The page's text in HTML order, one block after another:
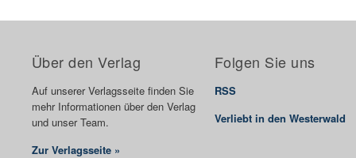
Über den Verlag
Auf unserer Verlagsseite finden Sie
mehr Informationen über den Verlag
und unser Team.
Zur Verlagsseite »
Folgen Sie uns
RSS
Verliebt in den Westerwald